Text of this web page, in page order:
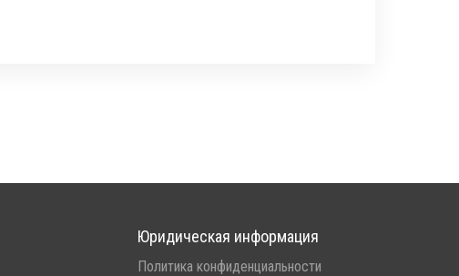
Юридическая информация
Политика конфиденциальности